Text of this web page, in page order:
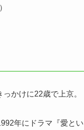
かけに22歳で上京。
年にドラマ『愛と